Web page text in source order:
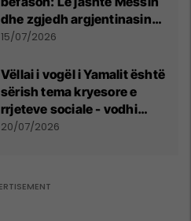
dhe zgjedh argjentinasin
më të mirë në botë
15/07/2026
Vëllai i vogël i Yamalit është
sërish tema kryesore e
rrjeteve sociale - vodhi
vëmendjen pas finales së
20/07/2026